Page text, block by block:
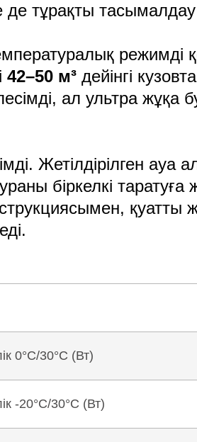
тұрақты
42–50 м³ дейінгі
ал ультра жұқа
Жетілдірілген
біркелкі
0°C/30°C (Вт)
-20°C/30°C (Вт)